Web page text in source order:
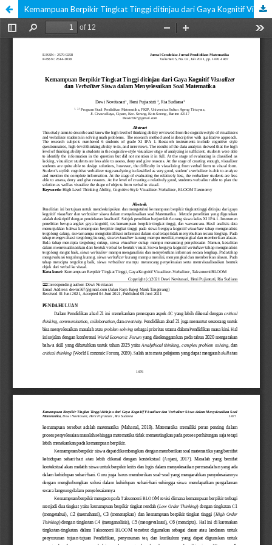
Kemampuan Berpikir Tingkat Tinggi ditinjau dari Gaya Kognitif Visualizer dan Verbalizer Siswa dalam Menyelesaikan Soal Matematika